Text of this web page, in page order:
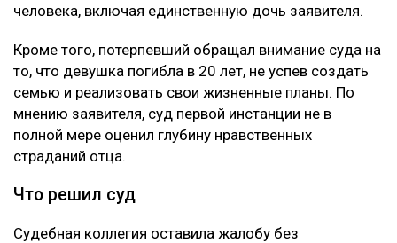
человека, включая единственную дочь заявителя.
Кроме того, потерпевший обращал внимание суда на
то, что девушка погибла в 20 лет, не успев создать
семью и реализовать свои жизненные планы. По
мнению заявителя, суд первой инстанции не в
полной мере оценил глубину нравственных
страданий отца.
Что решил суд
Судебная коллегия оставила жалобу без